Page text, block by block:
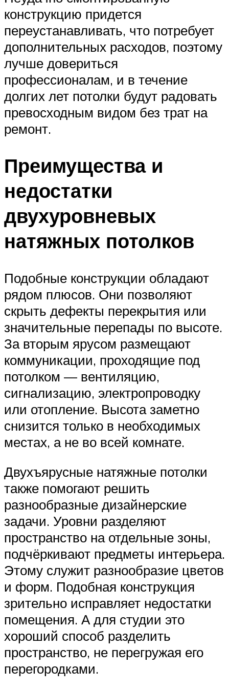
конструкцию придется
переустанавливать, что потребует
дополнительных расходов, поэтому
лучше довериться
профессионалам, и в течение
долгих лет потолки будут радовать
превосходным видом без трат на
ремонт.
Преимущества и
недостатки
двухуровневых
натяжных потолков
Подобные конструкции обладают
рядом плюсов. Они позволяют
скрыть дефекты перекрытия или
значительные перепады по высоте.
За вторым ярусом размещают
коммуникации, проходящие под
потолком — вентиляцию,
сигнализацию, электропроводку
или отопление. Высота заметно
снизится только в необходимых
местах, а не во всей комнате.
Двухъярусные натяжные потолки
также помогают решить
разнообразные дизайнерские
задачи. Уровни разделяют
пространство на отдельные зоны,
подчёркивают предметы интерьера.
Этому служит разнообразие цветов
и форм. Подобная конструкция
зрительно исправляет недостатки
помещения. А для студии это
хороший способ разделить
пространство, не перегружая его
перегородками.